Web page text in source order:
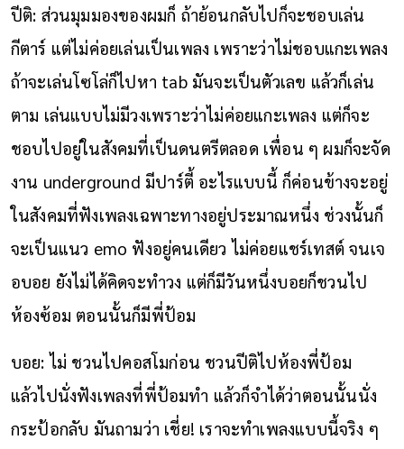
ปีติ: ส่วนมุมมองของผมก็ ถ้าย้อนกลับไปก็จะชอบเล่น
กีตาร์ แต่ไม่ค่อยเล่นเป็นเพลง เพราะว่าไม่ชอบแกะเพลง
ถ้าจะเล่นโซโล่ก็ไปหา tab มันจะเป็นตัวเลข แล้วก็เล่น
ตาม เล่นแบบไม่มีวงเพราะว่าไม่ค่อยแกะเพลง แต่ก็จะ
ชอบไปอยู่ในสังคมที่เป็นดนตรีตลอด เพื่อน ๆ ผมก็จะจัด
งาน underground มีปาร์ตี้ อะไรแบบนี้ ก็ค่อนข้างจะอยู่
ในสังคมที่ฟังเพลงเฉพาะทางอยู่ประมาณหนึ่ง ช่วงนั้นก็
จะเป็นแนว emo ฟังอยู่คนเดียว ไม่ค่อยแชร์เทสต์ จนเจ
อบอย ยังไม่ได้คิดจะทำวง แต่ก็มีวันหนึ่งบอยก็ชวนไป
ห้องซ้อม ตอนนั้นก็มีพี่ป้อม
บอย: ไม่ ชวนไปคอสโมก่อน ชวนปีติไปห้องพี่ป้อม
แล้วไปนั่งฟังเพลงที่พี่ป้อมทำ แล้วก็จำได้ว่าตอนนั้นนั่ง
กระป้อกลับ มันถามว่า เชี่ย! เราจะทำเพลงแบบนี้จริง ๆ